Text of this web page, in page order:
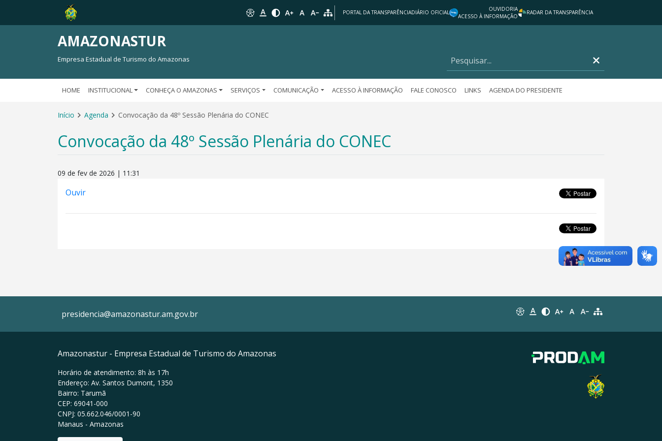
PORTAL DA TRANSPARÊNCIADIÁRIO OFICIAL
OUVIDORIA
ACESSO À INFORMAÇÃO
RADAR DA TRANSPARÊNCIA
AMAZONASTUR
Empresa Estadual de Turismo do Amazonas
HOME INSTITUCIONAL CONHEÇA O AMAZONAS SERVIÇOS COMUNICAÇÃO ACESSO À INFORMAÇÃO FALE CONOSCO LINKS AGENDA DO PRESIDENTE
Início Agenda Convocação da 48º Sessão Plenária do CONEC
Convocação da 48º Sessão Plenária do CONEC
09 de fev de 2026 | 11:31
Ouvir
presidencia@amazonastur.am.gov.br
Amazonastur - Empresa Estadual de Turismo do Amazonas
Horário de atendimento: 8h às 17h
Endereço: Av. Santos Dumont, 1350
Bairro: Tarumã
CEP: 69041-000
CNPJ: 05.662.046/0001-90
Manaus - Amazonas